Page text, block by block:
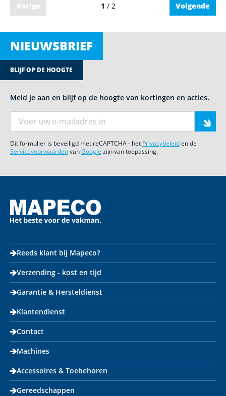
Vorige 1 / 2 Volgende
NIEUWSBRIEF
BLIJF OP DE HOOGTE
Meld je aan en blijf op de hoogte van kortingen en acties.
Dit formulier is beveiligd met reCAPTCHA - het Privacybeleiden de
ServicevoorwaardenvanGoogle zijn van toepassing.
Reeds klant bij Mapeco?
Verzending - kost en tijd
Garantie & Hersteldienst
Klantendienst
Contact
Machines
Accessoires & Toebehoren
Gereedschappen